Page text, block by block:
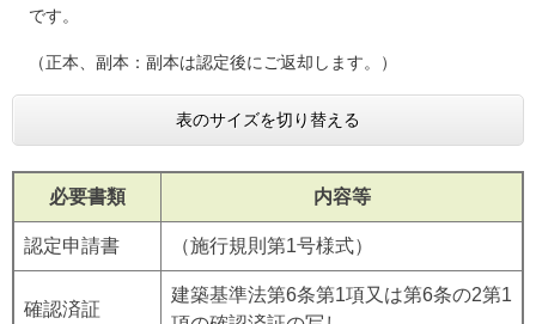
です。
（正本、副本：副本は認定後にご返却します。）
表のサイズを切り替える
必要書類 内容等
認定申請書 （施行規則第1号様式）
確認済証
建築基準法第6条第1項又は第6条の2第1